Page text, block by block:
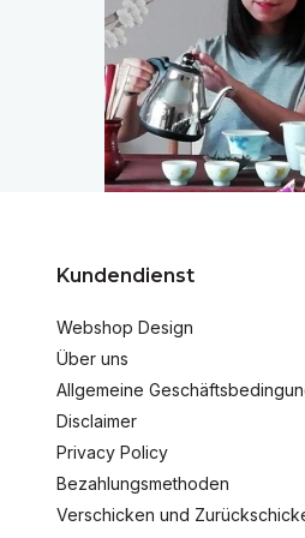
Kundendienst
Webshop Design
Über uns
Allgemeine
Disclaimer
Privacy Policy
Bezahlungsmethoden
Verschicken und